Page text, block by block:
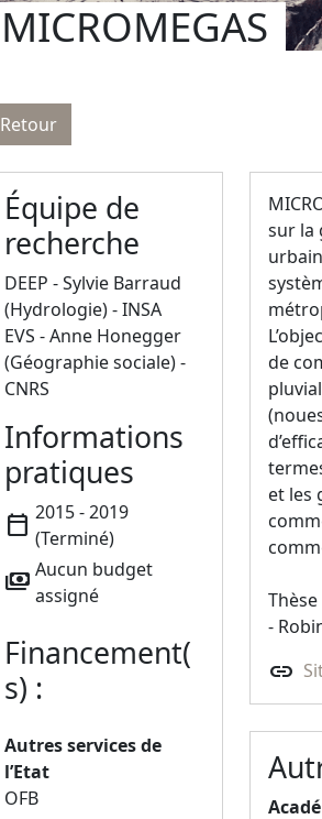
MICROMEGAS
Retour
Équipe de
recherche
DEEP - Sylvie Barraud
(Hydrologie) - INSA
EVS - Anne Honegger
(Géographie sociale) -
CNRS
Informations
pratiques
calendar_today 2015 - 2019
(Terminé)
payments Aucun budget
assigné
Financement(
s) :
Autres services de
l’Etat
OFB
sur la
de
et les
Thèse
-
link